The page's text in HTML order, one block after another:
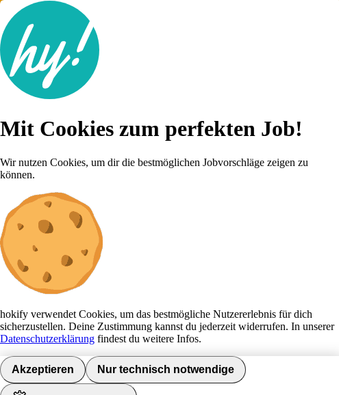
Lebenslauf
Karriere-Tipps
Anmelden
P
NAVIGATION
Mit Cookies zum perfekten Job!
Wir nutzen Cookies, um dir die bestmöglichen Jobvorschläge zeigen zu
können.
hokify verwendet Cookies, um das bestmögliche Nutzererlebnis für dich
sicherzustellen. Deine Zustimmung kannst du jederzeit widerrufen. In unserer
Datenschutzerklärung findest du weitere Infos.
Akzeptieren Nur technisch notwendige